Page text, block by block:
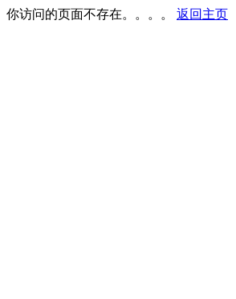
你访问的页面不存在。。。。 返回主页